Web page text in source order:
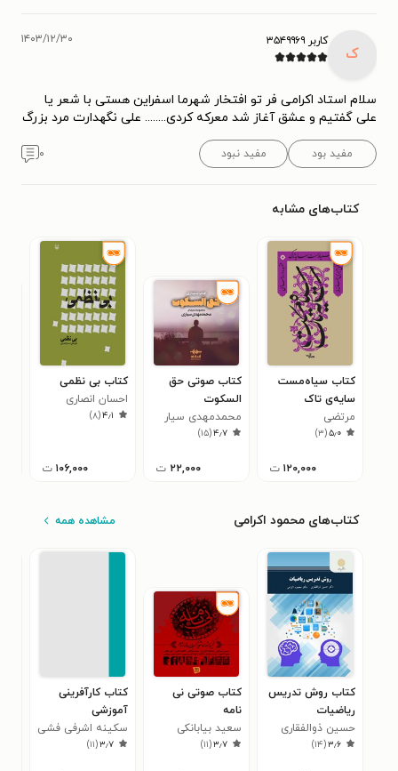
ک
کاربر ۳۵۴۹۹۶۹ ۱۴۰۳/۱۲/۳۰
سلام استاد اکرامی فر تو افتخار شهرما اسفراین هستی با شعر یا
علی گفتیم و عشق آغاز شد معرکه کردی‌.....‌... علی نگهدارت مرد بزرگ
مفید بود مفید نبود ۰
کتاب‌های مشابه
کتاب سیاه‌مست
سایه‌ی تاک
مرتضی
امیری‌اسفندقه
۵٫۰(۳)
۱۲۰,۰۰۰ ت
کتاب صوتی حق‌
السکوت
محمدمهدی سیار
۴٫۷(۱۵)
۲۲,۰۰۰ ت
کتاب بی نظمی
احسان انصاری
۴٫۱(۸)
۱۰۶,۰۰۰ ت
کتاب‌های محمود اکرامی مشاهده همه
کتاب روش تدریس
ریاضیات
حسین ذوالفقاری
۳٫۶(۱۴)
کتاب صوتی نی‌
نامه
سعید بیابانکی
۳٫۷(۱۱)
کتاب کارآفرینی
آموزشی
سکینه اشرفی فشی
۳٫۷(۱۱)